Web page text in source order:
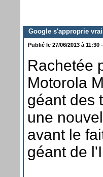
Google s'approprie
Publié le 27/06/2013 à
Rachetée
Motorola
géant des
une
avant le
géant de